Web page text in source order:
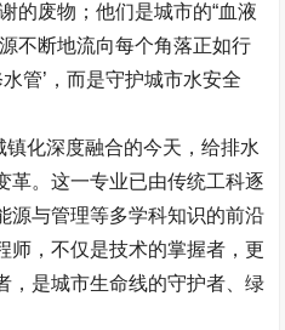
的废物；他们是城市的“血液
不断地流向每个角落正如行
水管’ ，而是守护城市水安全
化深度融合的今天，给排水
革。这一专业已由传统工科逐
源与管理等多学科知识的前沿
师，不仅是技术的掌握者，更
，是城市生命线的守护者、绿